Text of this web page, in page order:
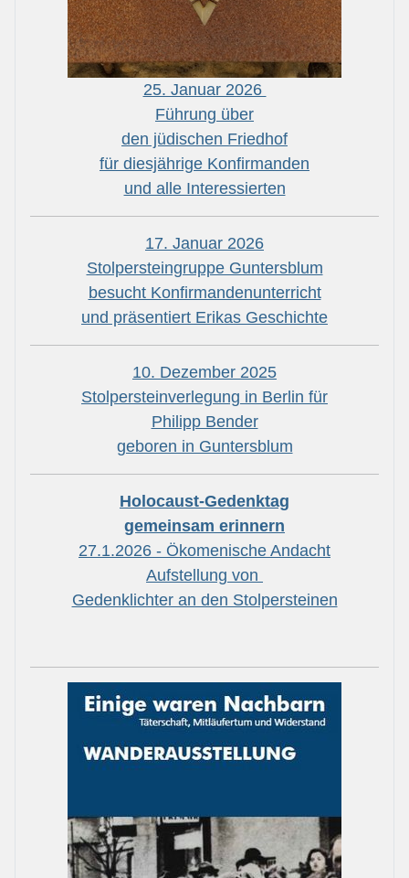
25. Januar 2026
Führung über
den jüdischen Friedhof
für diesjährige Konfirmanden
und alle Interessierten
17. Januar 2026
Stolpersteingruppe Guntersblum
besucht Konfirmandenunterricht
und präsentiert Erikas Geschichte
10. Dezember 2025
Stolpersteinverlegung in Berlin für
Philipp Bender
geboren in Guntersblum
Holocaust-Gedenktag
gemeinsam erinnern
27.1.2026 - Ökomenische Andacht
Aufstellung von
Gedenklichter an den Stolpersteinen